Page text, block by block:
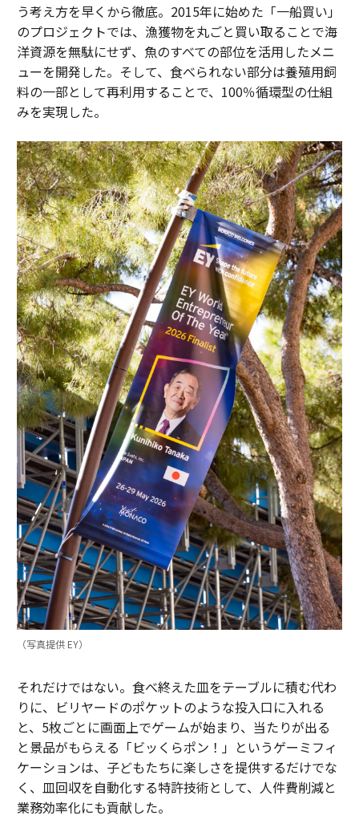
う考え方を早くから徹底。2015年に始めた「一船買い」
のプロジェクトでは、漁獲物を丸ごと買い取ることで海
洋資源を無駄にせず、魚のすべての部位を活用したメニ
ューを開発した。そして、食べられない部分は養殖用飼
料の一部として再利用することで、100％循環型の仕組
みを実現した。
（写真提供 EY）
それだけではない。食べ終えた皿をテーブルに積む代わ
りに、ビリヤードのポケットのような投入口に入れる
と、5枚ごとに画面上でゲームが始まり、当たりが出る
と景品がもらえる「ビッくらポン！」というゲーミフィ
ケーションは、子どもたちに楽しさを提供するだけでな
く、皿回収を自動化する特許技術として、人件費削減と
業務効率化にも貢献した。